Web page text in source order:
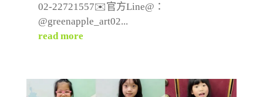
02-22721557✉️官方Line@：
@greenapple_art02...
read more